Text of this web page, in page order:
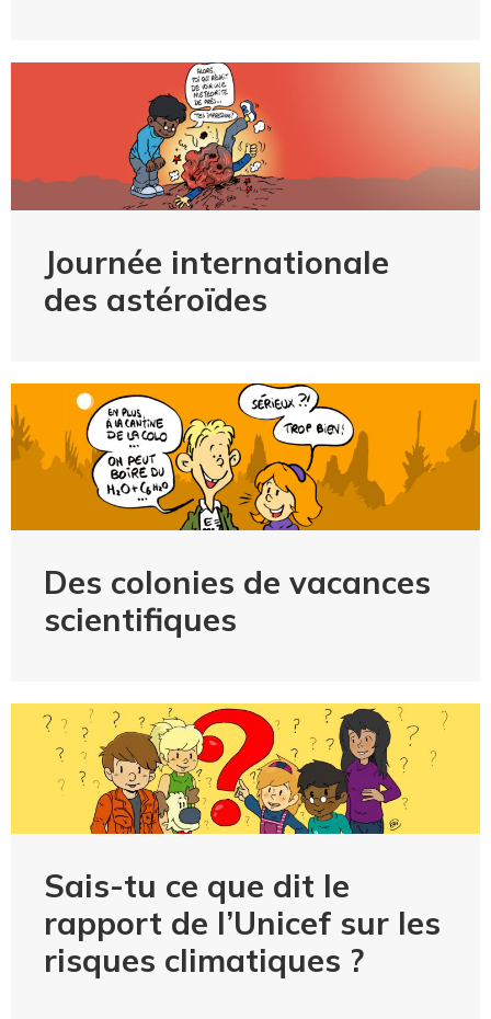
Journée internationale
des astéroïdes
Des colonies de vacances
scientifiques
Sais-tu ce que dit le
rapport de l’Unicef sur les
risques climatiques ?